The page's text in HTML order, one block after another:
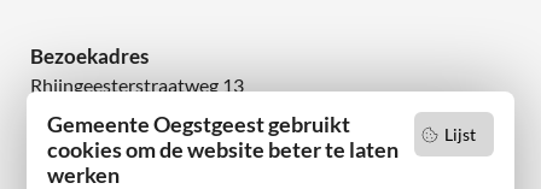
Lijst
Gemeente Oegstgeest gebruikt
cookies om de website beter te laten
werken
Bezoekadres
Rhijngeesterstraatweg 13
2342 AN Oegstgeest
Wilt u niets missen?